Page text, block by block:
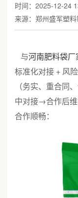
时间：2025-12-24
来源：郑州盛军塑
与河南肥料袋厂
标准化对接 + 风
（务实、重合同
中对接→合作后
合作顺畅：